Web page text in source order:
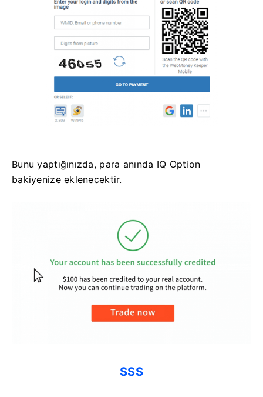
Bunu yaptığınızda, para anında IQ Option
bakiyenize eklenecektir.
SSS